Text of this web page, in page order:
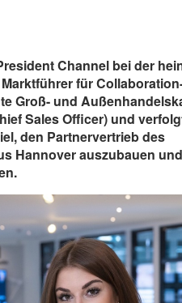
Channel bei der
für
Groß- und
Sales Officer) und
den Partnervertrieb des
Hannover auszubauen